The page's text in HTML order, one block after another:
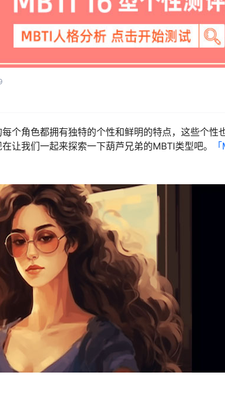
个角色都拥有独特的个性和鲜明的特点，这些个性
让我们一起来探索一下葫芦兄弟的MBTI类型吧。